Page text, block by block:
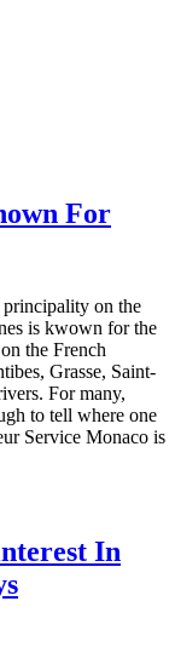
For
on the
is kwown for the
the French
Grasse, Saint-
For many,
to tell where one
Service Monaco is
In